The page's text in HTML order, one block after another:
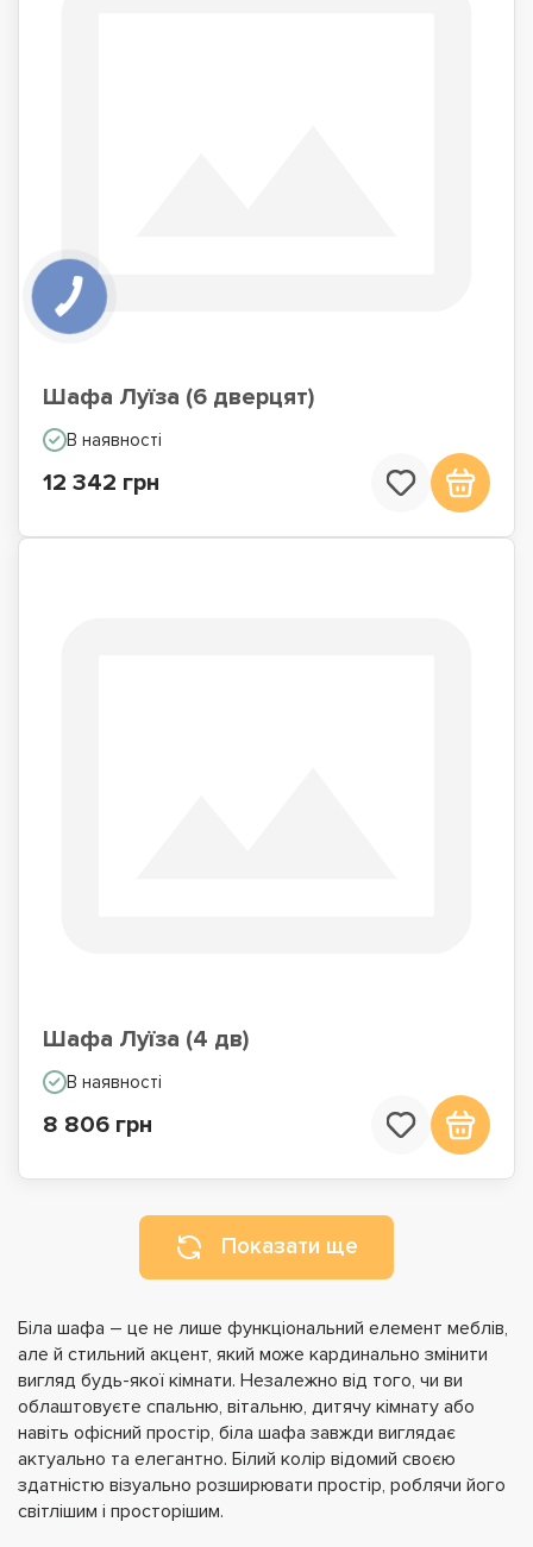
Шафа Луїза (6 дверцят)
В наявності
12 342 грн
Шафа Луїза (4 дв)
В наявності
8 806 грн
Показати ще
Біла шафа – це не лише функціональний елемент меблів,
але й стильний акцент, який може кардинально змінити
вигляд будь-якої кімнати. Незалежно від того, чи ви
облаштовуєте спальню, вітальню, дитячу кімнату або
навіть офісний простір, біла шафа завжди виглядає
актуально та елегантно. Білий колір відомий своєю
здатністю візуально розширювати простір, роблячи його
світлішим і просторішим.